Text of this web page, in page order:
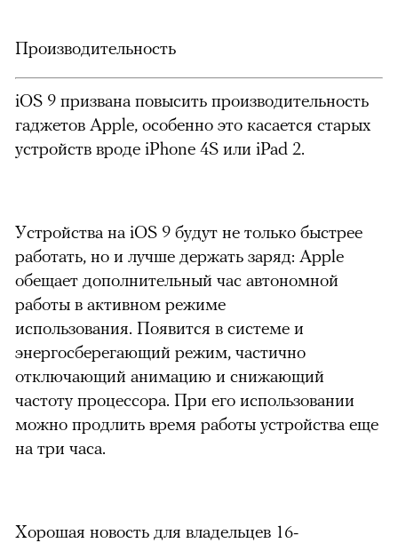
Производительность
iOS 9 призвана повысить производительность
гаджетов Apple, особенно это касается старых
устройств вроде iPhone 4S или iPad 2.
Устройства на iOS 9 будут не только быстрее
работать, но и лучше держать заряд: Apple
обещает дополнительный час автономной
работы в активном режиме
использования. Появится в системе и
энергосберегающий режим, частично
отключающий анимацию и снижающий
частоту процессора. При его использовании
можно продлить время работы устройства еще
на три часа.
Хорошая новость для владельцев 16-